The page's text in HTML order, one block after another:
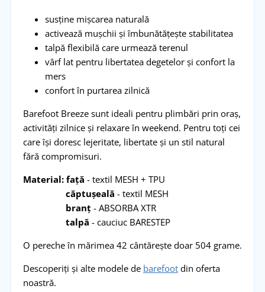
susține mișcarea naturală
activează mușchii și îmbunătățește stabilitatea
talpă flexibilă care urmează terenul
vârf lat pentru libertatea degetelor și confort la
mers
confort în purtarea zilnică
Barefoot Breeze sunt ideali pentru plimbări prin oraș,
activități zilnice și relaxare în weekend. Pentru toți cei
care își doresc lejeritate, libertate și un stil natural
fără compromisuri.
Material: față - textil MESH + TPU
căptușeală - textil MESH
branț - ABSORBA XTR
talpă - cauciuc BARESTEP
O pereche în mărimea 42 cântărește doar 504 grame.
Descoperiți și alte modele de barefootdin oferta
noastră.